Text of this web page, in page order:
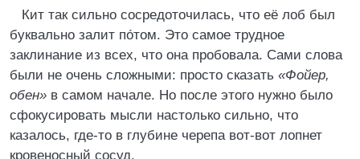
Кит так сильно сосредоточилась, что её лоб был
буквально залит по́том. Это самое трудное
заклинание из всех, что она пробовала. Сами слова
были не очень сложными: просто сказать «Фойер,
обен» в самом начале. Но после этого нужно было
сфокусировать мысли настолько сильно, что
казалось, где-то в глубине черепа вот-вот лопнет
кровеносный сосуд.